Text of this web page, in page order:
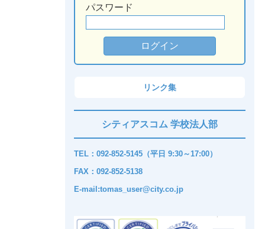
パスワード
リンク集
シティアスコム 学校法人部
TEL：092-852-5145（平日 9:30～17:00）
FAX：092-852-5138
E-mail:tomas_user@city.co.jp